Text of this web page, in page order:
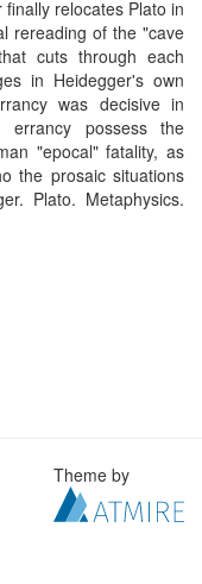
relocates Plato in
rereading of the "cave
cuts through each
in Heidegger's own
was decisive in
errancy possess the
"epocal" fatality, as
the prosaic situations
Plato. Metaphysics.
Theme by